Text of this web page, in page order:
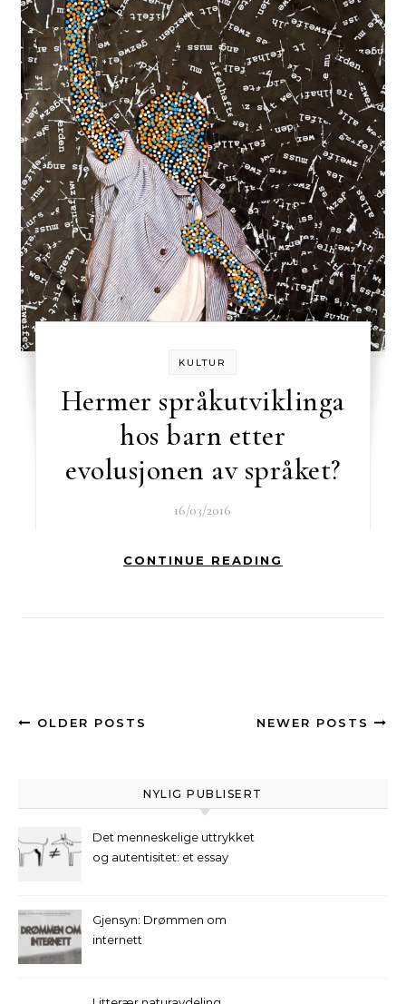
KULTUR
Hermer språkutviklinga
hos barn etter
evolusjonen av språket?
16/03/2016
CONTINUE READING
OLDER POSTS NEWER POSTS
NYLIG PUBLISERT
Det menneskelige uttrykket
og autentisitet: et essay
Gjensyn: Drømmen om
internett